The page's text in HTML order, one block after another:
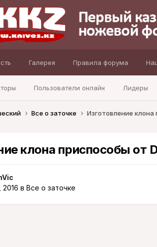
Пользователи онлайн Лидеры
Галерея Правила форума
Все о заточке Изготовление клона
клона приспособы от
2016 в Все о заточке